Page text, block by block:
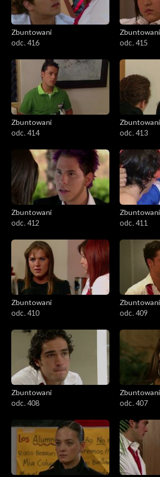
Zbuntowani
odc. 416
Zbuntowani
odc. 415
Zbuntowani
odc. 414
Zbuntowani
odc. 413
Zbuntowani
odc. 412
Zbuntowani
odc. 411
Zbuntowani
odc. 410
Zbuntowani
odc. 409
Zbuntowani
odc. 408
Zbuntowani
odc. 407